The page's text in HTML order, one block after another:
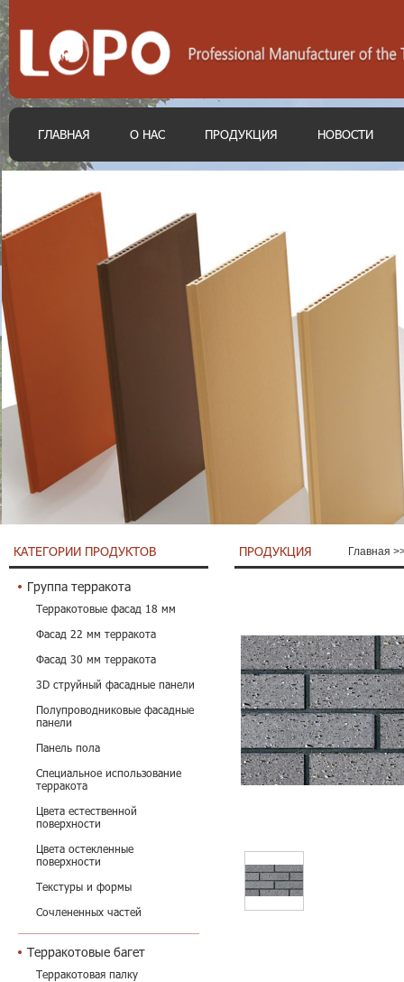
ГЛАВНАЯ О НАС ПРОДУКЦИЯ НОВОСТИ
КАТЕГОРИИ ПРОДУКТОВ
Группа терракота
Терракотовые фасад 18 мм
Фасад 22 мм терракота
Фасад 30 мм терракота
3D струйный фасадные панели
Полупроводниковые фасадные
панели
Панель пола
Специальное использование
терракота
Цвета естественной
поверхности
Цвета остекленные
поверхности
Текстуры и формы
Сочлененных частей
Терракотовые багет
Терракотовая палку
ПРОДУКЦИЯ Главная